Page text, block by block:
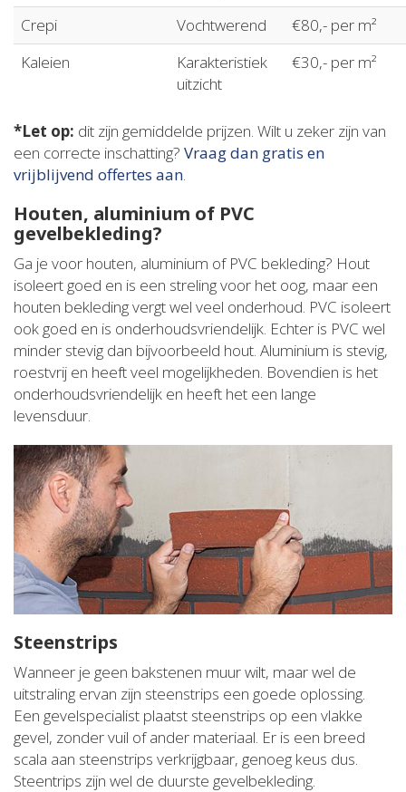
Crepi Vochtwerend
€80,- per m²
Kaleien
Karakteristiek
uitzicht
€30,- per m²
*Let op: dit zijn gemiddelde prijzen. Wilt u zeker zijn van
een correcte inschatting? Vraag dan gratis en
vrijblijvend offertes aan.
Houten, aluminium of PVC
gevelbekleding?
Ga je voor houten, aluminium of PVC bekleding? Hout
isoleert goed en is een streling voor het oog, maar een
houten bekleding vergt wel veel onderhoud. PVC isoleert
ook goed en is onderhoudsvriendelijk. Echter is PVC wel
minder stevig dan bijvoorbeeld hout. Aluminium is stevig,
roestvrij en heeft veel mogelijkheden. Bovendien is het
onderhoudsvriendelijk en heeft het een lange
levensduur.
Steenstrips
Wanneer je geen bakstenen muur wilt, maar wel de
uitstraling ervan zijn steenstrips een goede oplossing.
Een gevelspecialist plaatst steenstrips op een vlakke
gevel, zonder vuil of ander materiaal. Er is een breed
scala aan steenstrips verkrijgbaar, genoeg keus dus.
Steentrips zijn wel de duurste gevelbekleding.